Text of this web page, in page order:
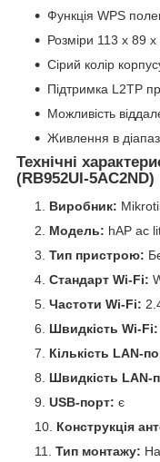
Функція WPS
Розміри 113 x 89
Сірий колір
Підтримка L2TP
Можливість
Живлення в
Технічні
(RB952UI-5AC2ND)
Виробник:
Модель: hAP ac
Тип пристрою:
Стандарт Wi-Fi:
Частоти Wi-Fi:
Швидкість Wi-Fi:
Кількість LAN-
Швидкість LAN-
USB-порт: є
Конструкція
Тип монтажу: